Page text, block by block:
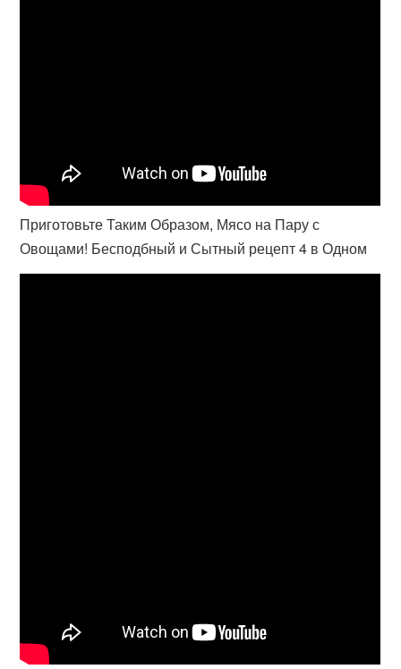
Приготовьте Таким Образом, Мясо на Пару с
Овощами! Бесподбный и Сытный рецепт 4 в Одном